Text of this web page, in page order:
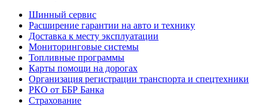
Шинный сервис
Расширение гарантии на авто и технику
Доставка к месту эксплуатации
Мониторинговые системы
Топливные программы
Карты помощи на дорогах
Организация регистрации транспорта и спецтехники
РКО от ББР Банка
Страхование